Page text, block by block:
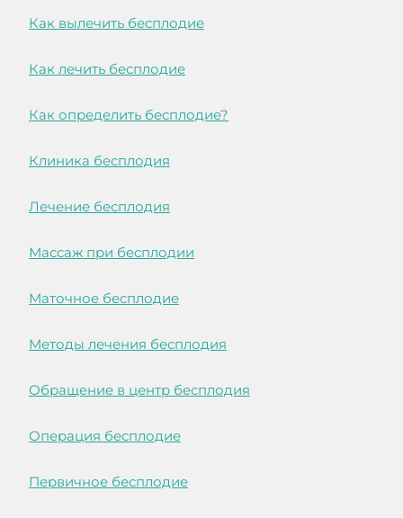
Как вылечить бесплодие
Как лечить бесплодие
Как определить бесплодие?
Клиника бесплодия
Лечение бесплодия
Массаж при бесплодии
Маточное бесплодие
Методы лечения бесплодия
Обращение в центр бесплодия
Операция бесплодие
Первичное бесплодие